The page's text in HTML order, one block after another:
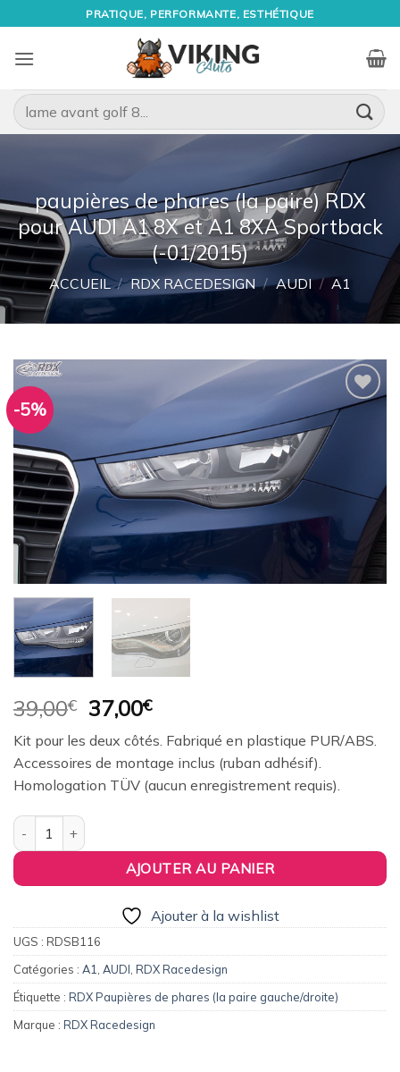
au
contenu
PRATIQUE, PERFORMANTE, ESTHÉTIQUE
Recherche
pour :
paupières de phares (la paire) RDX
pour AUDI A1 8X et A1 8XA Sportback
(-01/2015)
ACCUEIL / RDX RACEDESIGN / AUDI / A1
-5%
Ajouter
39,00€ Le
prix
initial
était :
39,00€.
37,00€Le
prix
actuel
est :
37,00€.
Kit pour les deux côtés. Fabriqué en plastique PUR/ABS.
Accessoires de montage inclus (ruban adhésif).
Homologation TÜV (aucun enregistrement requis).
quantité de paupières de phares (la paire) RDX pour AUDI A1
AJOUTER AU PANIER
Ajouter à la wishlist
UGS : RDSB116
Catégories : A1 AUDI RDX Racedesign
Étiquette : RDX Paupières de phares (la paire gauche/droite)
Marque : RDX Racedesign